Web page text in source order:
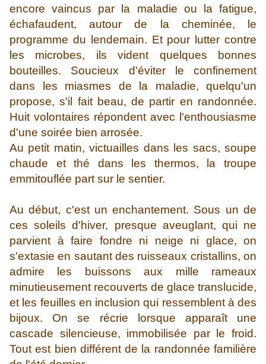
encore vaincus par la maladie ou la fatigue,
échafaudent, autour de la cheminée, le
programme du lendemain. Et pour lutter contre
les microbes, ils vident quelques bonnes
bouteilles. Soucieux d'éviter le confinement
dans les miasmes de la maladie, quelqu'un
propose, s'il fait beau, de partir en randonnée.
Huit volontaires répondent avec l'enthousiasme
d'une soirée bien arrosée.
Au petit matin, victuailles dans les sacs, soupe
chaude et thé dans les thermos, la troupe
emmitouflée part sur le sentier.
Au début, c'est un enchantement. Sous un de
ces soleils d'hiver, presque aveuglant, qui ne
parvient à faire fondre ni neige ni glace, on
s'extasie en sautant des ruisseaux cristallins, on
admire les buissons aux mille rameaux
minutieusement recouverts de glace translucide,
et les feuilles en inclusion qui ressemblent à des
bijoux. On se récrie lorsque apparaît une
cascade silencieuse, immobilisée par le froid.
Tout est bien différent de la randonnée familière